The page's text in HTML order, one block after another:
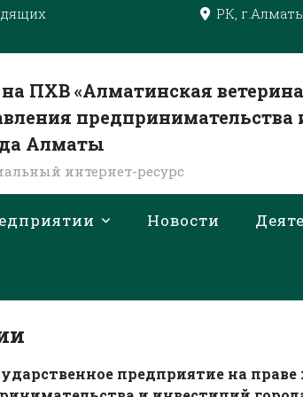
РК,
ПХВ «Алматинская
предпринимательства
Алматы
интернет-ресурс
Новости
предприятие на праве